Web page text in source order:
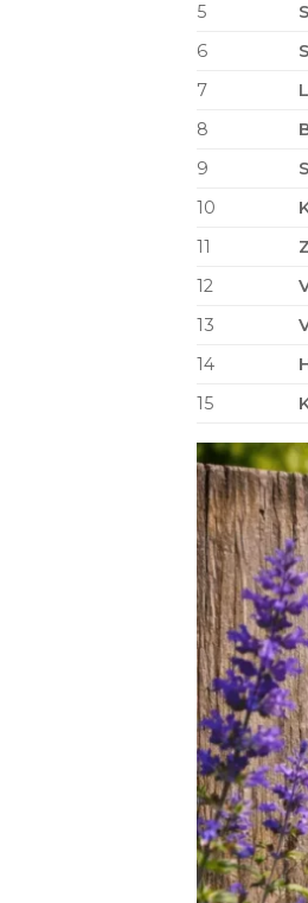
5
6
7
8
9
10
11
12
13
14
15